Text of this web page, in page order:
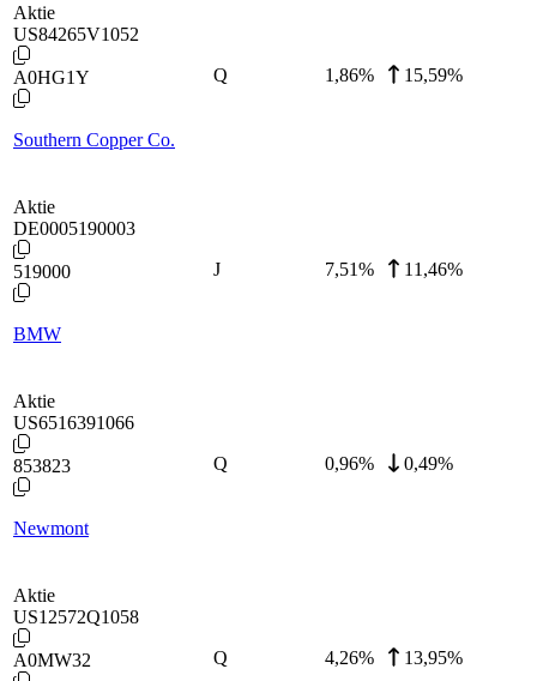
Aktie
US84265V1052
A0HG1Y
Southern Copper Co.
Q 1,86% 15,59%
Aktie
DE0005190003
519000
BMW
J 7,51% 11,46%
Aktie
US6516391066
853823
Newmont
Q 0,96% 0,49%
Aktie
US12572Q1058
A0MW32 Q 4,26% 13,95%